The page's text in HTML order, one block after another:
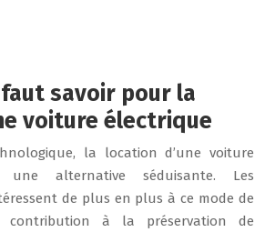
faut savoir pour la
voiture électrique
la location d’une voiture
une alternative séduisante. Les
de plus en plus à ce mode de
à la préservation de